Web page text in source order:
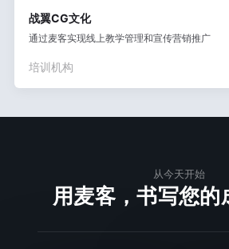
战翼CG文化
通过麦客实现线上教学管理和宣传营销推广
培训机构
从今天开始
用麦客，书写您的